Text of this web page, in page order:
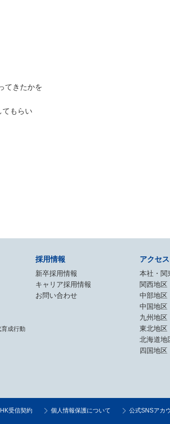
てきたかを
てもらい
育成行動
採用情報
新卒採用情報
キャリア採用情報
お問い合わせ
アクセス
本社・関
関西地区
中部地区
中国地区
九州地区
東北地区
北海道地
四国地区
受信契約 個人情報保護について 公式SNSアカ